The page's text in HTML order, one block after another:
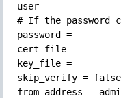
user =
# If the password
password =
cert_file =
key_file =
skip_verify = false
from_address =